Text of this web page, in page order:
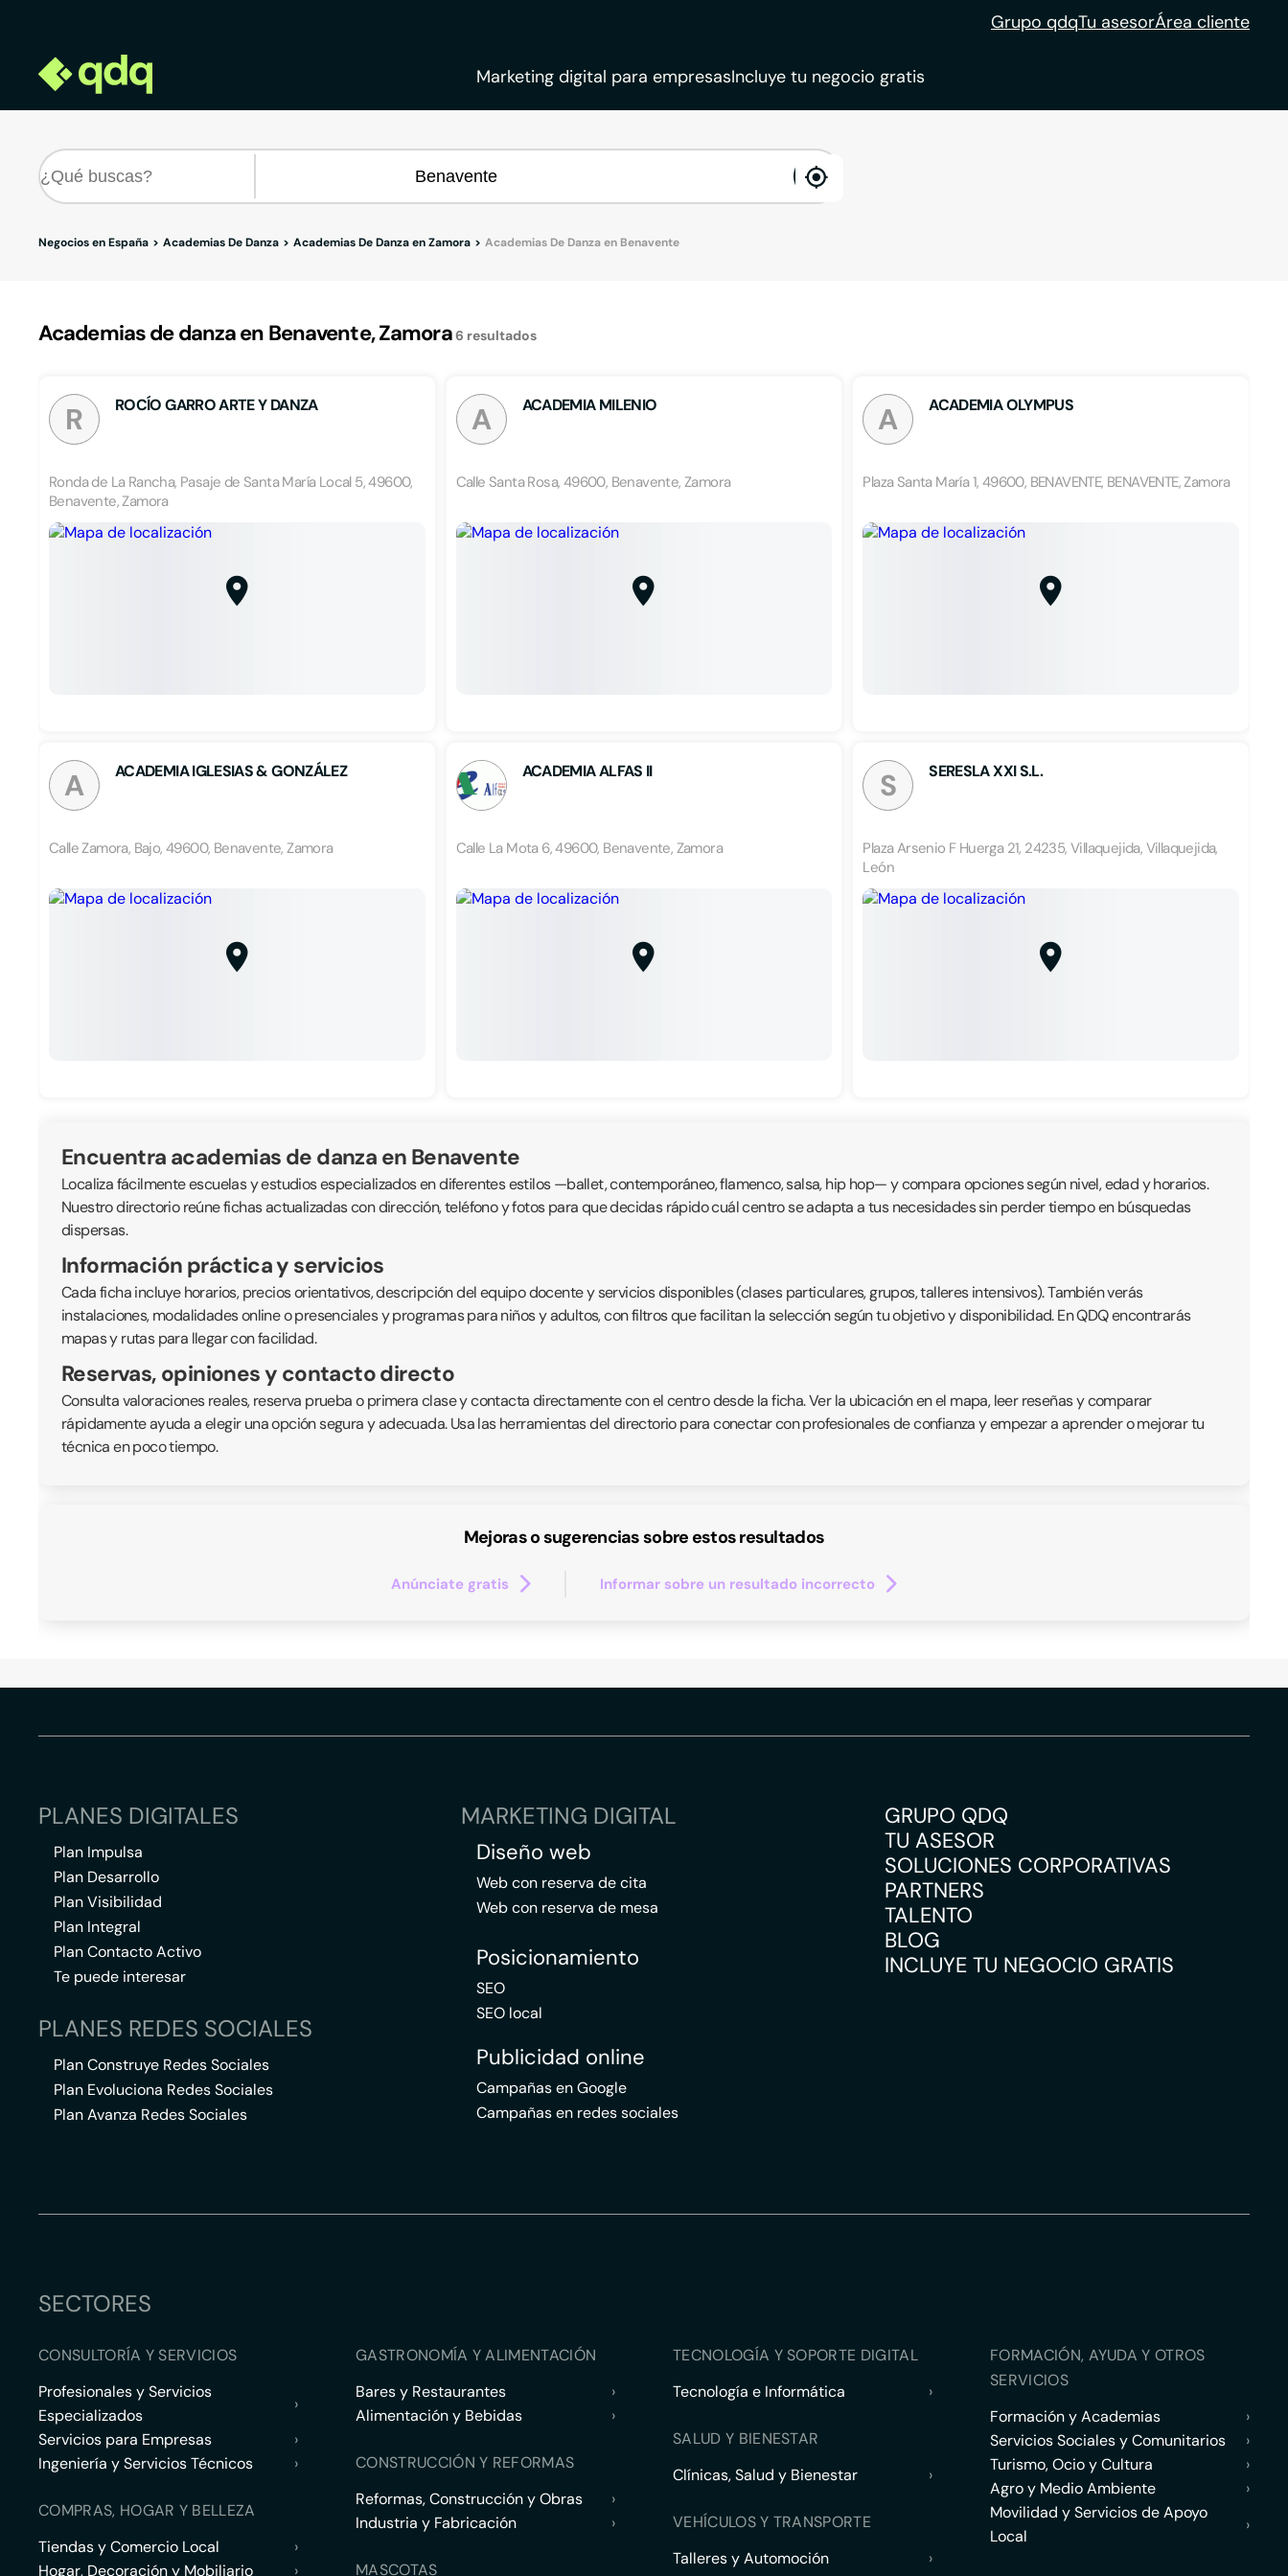
Grupo qdqTu asesorÁrea cliente
Marketing digital para empresasIncluye tu negocio gratis
enable
Negocios en España Academias De Danza Academias De Danza en Zamora Academias De Danza en Benavente
Academias de danza en Benavente, Zamora6 resultados
R ROCÍO GARRO ARTE Y DANZA
Ronda de La Rancha, Pasaje de Santa María Local 5, 49600,
Benavente, Zamora
A ACADEMIA MILENIO
Calle Santa Rosa, 49600, Benavente, Zamora
A ACADEMIA OLYMPUS
Plaza Santa María 1, 49600, BENAVENTE, BENAVENTE, Zamora
A ACADEMIA IGLESIAS & GONZÁLEZ
Calle Zamora, Bajo, 49600, Benavente, Zamora
ACADEMIA ALFAS II
Calle La Mota 6, 49600, Benavente, Zamora
S SERESLA XXI S.L.
Plaza Arsenio F Huerga 21, 24235, Villaquejida, Villaquejida,
León
Encuentra academias de danza en Benavente
Localiza fácilmente escuelas y estudios especializados en diferentes estilos —ballet, contemporáneo, flamenco, salsa, hip hop— y compara opciones según nivel, edad y horarios.
Nuestro directorio reúne fichas actualizadas con dirección, teléfono y fotos para que decidas rápido cuál centro se adapta a tus necesidades sin perder tiempo en búsquedas
dispersas.
Información práctica y servicios
Cada ficha incluye horarios, precios orientativos, descripción del equipo docente y servicios disponibles (clases particulares, grupos, talleres intensivos). También verás
instalaciones, modalidades online o presenciales y programas para niños y adultos, con filtros que facilitan la selección según tu objetivo y disponibilidad. En QDQ encontrarás
mapas y rutas para llegar con facilidad.
Reservas, opiniones y contacto directo
Consulta valoraciones reales, reserva prueba o primera clase y contacta directamente con el centro desde la ficha. Ver la ubicación en el mapa, leer reseñas y comparar
rápidamente ayuda a elegir una opción segura y adecuada. Usa las herramientas del directorio para conectar con profesionales de confianza y empezar a aprender o mejorar tu
técnica en poco tiempo.
Mejoras o sugerencias sobre estos resultados
Anúnciate gratis Informar sobre un resultado incorrecto
PLANES DIGITALES
Plan Impulsa
Plan Desarrollo
Plan Visibilidad
Plan Integral
Plan Contacto Activo
Te puede interesar
PLANES REDES SOCIALES
Plan Construye Redes Sociales
Plan Evoluciona Redes Sociales
Plan Avanza Redes Sociales
MARKETING DIGITAL
Diseño web
Web con reserva de cita
Web con reserva de mesa
Posicionamiento
SEO
SEO local
Publicidad online
Campañas en Google
Campañas en redes sociales
GRUPO QDQ
TU ASESOR
SOLUCIONES CORPORATIVAS
PARTNERS
TALENTO
BLOG
INCLUYE TU NEGOCIO GRATIS
SECTORES
CONSULTORÍA Y SERVICIOS
Profesionales y Servicios
Especializados
›
Servicios para Empresas
›
Ingeniería y Servicios Técnicos
›
COMPRAS, HOGAR Y BELLEZA
Tiendas y Comercio Local
›
Hogar, Decoración y Mobiliario
›
GASTRONOMÍA Y ALIMENTACIÓN
Bares y Restaurantes
›
Alimentación y Bebidas
›
CONSTRUCCIÓN Y REFORMAS
Reformas, Construcción y Obras
›
Industria y Fabricación
›
MASCOTAS
TECNOLOGÍA Y SOPORTE DIGITAL
Tecnología e Informática
›
SALUD Y BIENESTAR
Clínicas, Salud y Bienestar
›
VEHÍCULOS Y TRANSPORTE
Talleres y Automoción
›
FORMACIÓN, AYUDA Y OTROS
SERVICIOS
Formación y Academias
›
Servicios Sociales y Comunitarios
›
Turismo, Ocio y Cultura
›
Agro y Medio Ambiente
›
Movilidad y Servicios de Apoyo
Local
›